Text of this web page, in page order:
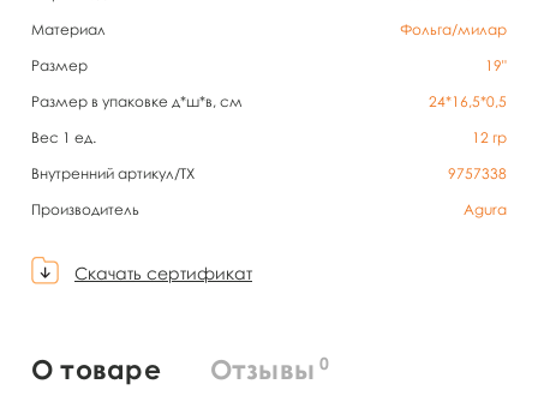
Материал
Фольга/милар
Размер
19"
Размер в упаковке д*ш*в, см
24*16,5*0,5
Вес 1 ед.
12 гр
Внутренний артикул/TX
9757338
Производитель
Agura
Скачать сертификат
О товаре Отзывы 0